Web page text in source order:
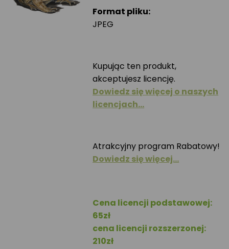
Format pliku:
JPEG
Kupując ten produkt,
akceptujesz licencję.
Dowiedz się więcej o naszych
licencjach…
Atrakcyjny program Rabatowy!
Dowiedz się więcej…
Cena licencji podstawowej:
65zł
cena licencji rozszerzonej:
210zł